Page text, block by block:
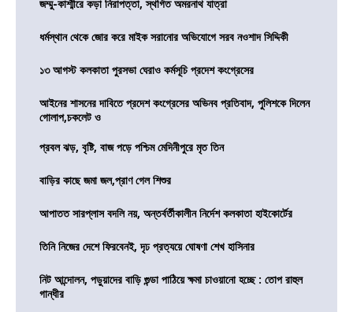
জম্মু-কাশ্মীরে কড়া নিরাপত্তা, স্থগিত অমরনাথ যাত্রা
ধর্মস্থান থেকে জোর করে মাইক সরানোর অভিযোগে সরব নওশাদ সিদ্দিকী
১৩ আগস্ট কলকাতা পুরসভা ঘেরাও কর্মসূচি প্রদেশ কংগ্রেসের
আইনের শাসনের দাবিতে প্রদেশ কংগ্রেসের অভিনব প্রতিবাদ, পুলিশকে দিলেন
গোলাপ,চকলেট ও
প্রবল ঝড়, বৃষ্টি, বাজ পড়ে পশ্চিম মেদিনীপুরে মৃত তিন
বাড়ির কাছে জমা জল,প্রাণ গেল শিশুর
আপাতত সারপ্লাস বদলি নয়, অন্তর্বর্তীকালীন নির্দেশ কলকাতা হাইকোর্টের
তিনি নিজের দেশে ফিরবেনই, দৃঢ প্রত্যয়ে ঘোষণা শেখ হাসিনার
নিট আন্দোলন, পড়ুয়াদের বাড়ি গুন্ডা পাঠিয়ে ক্ষমা চাওয়ানো হচ্ছে : তোপ রাহুল
গান্ধীর